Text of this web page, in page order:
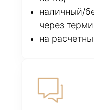
наличный/
через
на